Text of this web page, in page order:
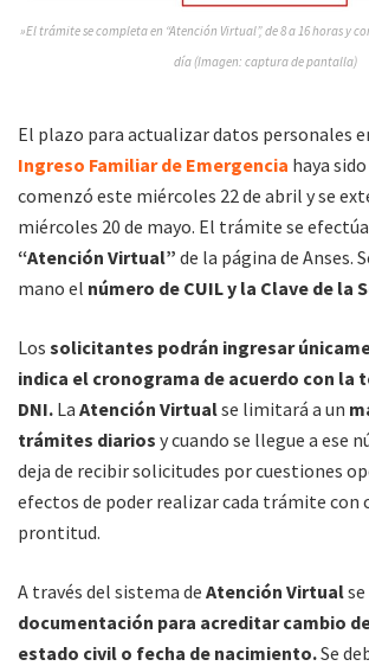
»El trámite se completa en “Atención Virtual”, de 8 a 16 horas y
día (Imagen: captura de pantalla)
El plazo para actualizar datos personales
Ingreso Familiar de Emergencia haya
comenzó este miércoles 22 de abril y se
miércoles 20 de mayo. El trámite se
“Atención Virtual” de la página de Anses.
mano el número de CUIL y la Clave de la
Los solicitantes podrán ingresar
indica el cronograma de acuerdo con la
DNI. La Atención Virtualse limitará a un
trámites diarios y cuando se llegue a ese
deja de recibir solicitudes por cuestiones
efectos de poder realizar cada trámite con
prontitud.
A través del sistema de Atención Virtual
documentación para acreditar cambio
estado civil o fecha de nacimiento.Se